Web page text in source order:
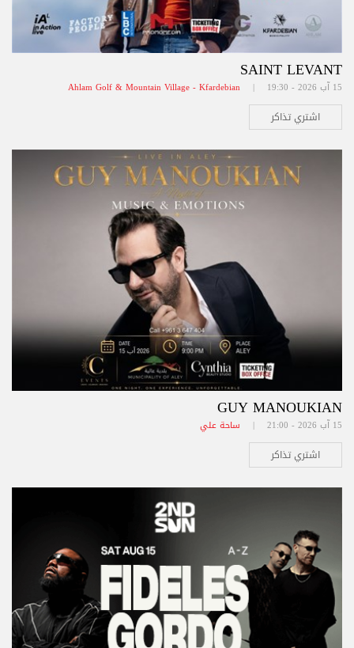
SAINT LEVANT
15 آب 2026 - 19:30 | Ahlam Golf & Mountain Village - Kfardebian
اشتري تذاكر
GUY MANOUKIAN
15 آب 2026 - 21:00 | ساحة علي
اشتري تذاكر